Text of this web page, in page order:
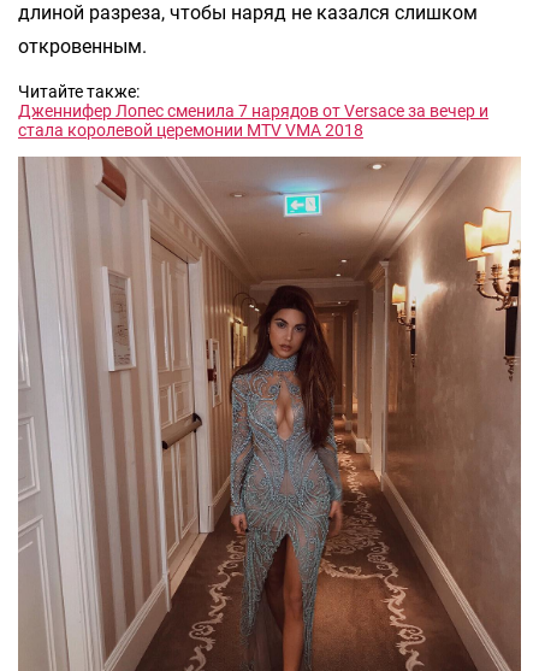
длиной разреза, чтобы наряд не казался слишком
откровенным.
Читайте также:
Дженнифер Лопес сменила 7 нарядов от Versace за вечер и
стала королевой церемонии MTV VMA 2018